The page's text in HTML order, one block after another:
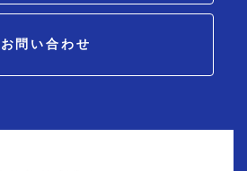
お問い合わせ